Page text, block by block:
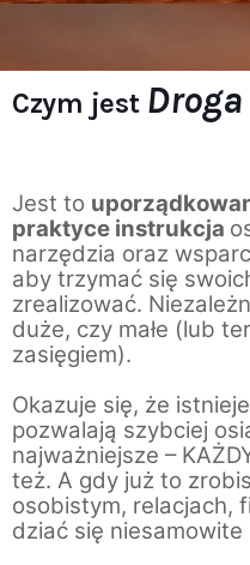
Czym jest
Jest to
praktyce instrukcja
narzędzia oraz
aby trzymać się
zrealizować.
duże, czy małe (lub
zasięgiem).
Okazuje się, że
pozwalają szybciej
najważniejsze –
też. A gdy już to
osobistym, relacjach,
dziać się niesamowite